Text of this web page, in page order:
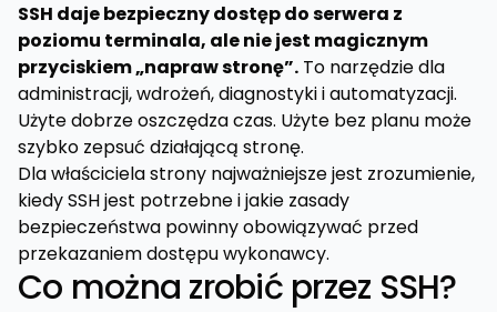
SSH daje bezpieczny dostęp do serwera z
poziomu terminala, ale nie jest magicznym
przyciskiem „napraw stronę”. To narzędzie dla
administracji, wdrożeń, diagnostyki i automatyzacji.
Użyte dobrze oszczędza czas. Użyte bez planu może
szybko zepsuć działającą stronę.
Dla właściciela strony najważniejsze jest zrozumienie,
kiedy SSH jest potrzebne i jakie zasady
bezpieczeństwa powinny obowiązywać przed
przekazaniem dostępu wykonawcy.
Co można zrobić przez SSH?